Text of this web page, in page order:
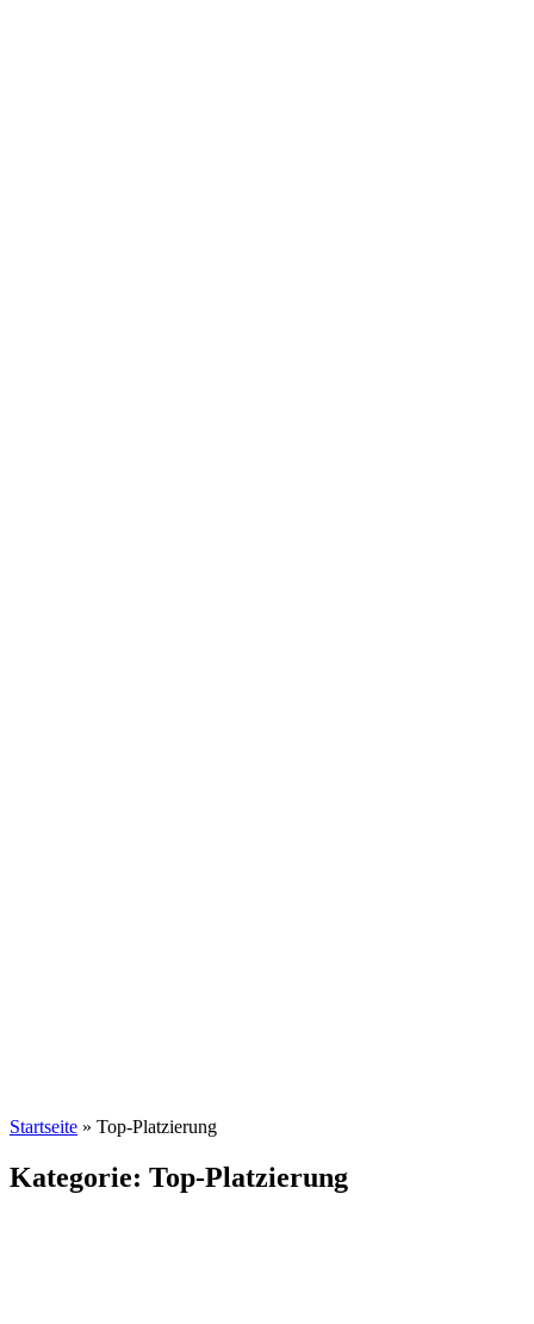
Startseite » Top-Platzierung
Kategorie: Top-Platzierung